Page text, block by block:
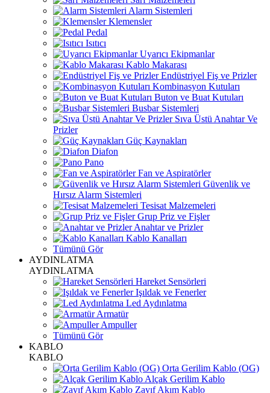
Alarm Sistemleri
Klemensler
Pedal
Isıtıcı
Uyarıcı Ekipmanlar
Kablo Makarası
Endüstriyel Fiş ve Prizler
Kombinasyon Kutuları
Buton ve Buat Kutuları
Busbar Sistemleri
Sıva Üstü Anahtar Ve
Prizler
Güç Kaynakları
Diafon
Pano
Fan ve Aspiratörler
Güvenlik ve
Hırsız Alarm Sistemleri
Tesisat Malzemeleri
Grup Priz ve Fişler
Anahtar ve Prizler
Kablo Kanalları
Tümünü Gör
AYDINLATMA
AYDINLATMA
Hareket Sensörleri
Işıldak ve Fenerler
Led Aydınlatma
Armatür
Ampuller
Tümünü Gör
KABLO
KABLO
Orta Gerilim Kablo (OG)
Alçak Gerilim Kablo
Zayıf Akım Kablo